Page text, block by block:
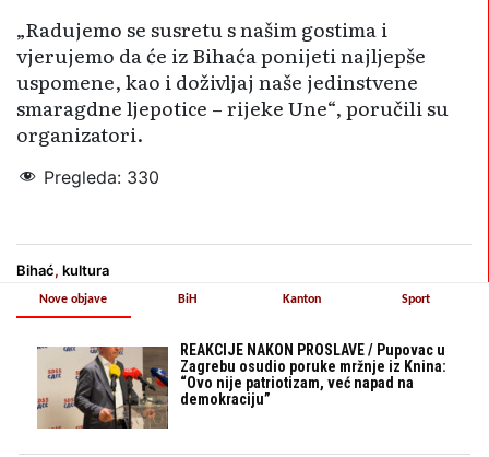
„Radujemo se susretu s našim gostima i
vjerujemo da će iz Bihaća ponijeti najljepše
uspomene, kao i doživljaj naše jedinstvene
smaragdne ljepotice – rijeke Une“, poručili su
organizatori.
Pregleda: 330
Bihać, kultura
Nove objave
REAKCIJE NAKON PROSLAVE / Pupovac u
Zagrebu osudio poruke mržnje iz Knina:
“Ovo nije patriotizam, već napad na
demokraciju”
BiH Kanton Sport